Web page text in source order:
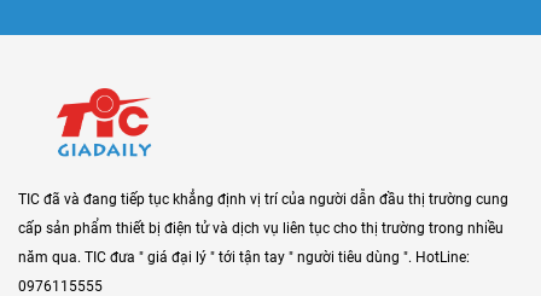
TIC đã và đang tiếp tục khẳng định vị trí của người dẫn đầu thị trường cung
cấp sản phẩm thiết bị điện tử và dịch vụ liên tục cho thị trường trong nhiều
năm qua. TIC đưa " giá đại lý " tới tận tay " người tiêu dùng ". HotLine:
0976115555